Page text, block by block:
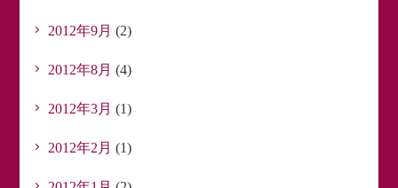
2012年9月 (2)
2012年8月 (4)
2012年3月 (1)
2012年2月 (1)